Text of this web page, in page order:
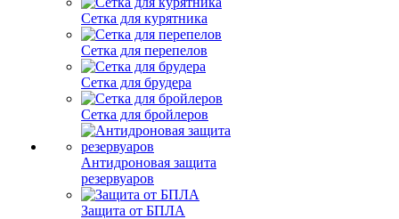
Сетка для курятника
Сетка для перепелов
Сетка для брудера
Сетка для бройлеров
Антидроновая защита
резервуаров
Защита от БПЛА